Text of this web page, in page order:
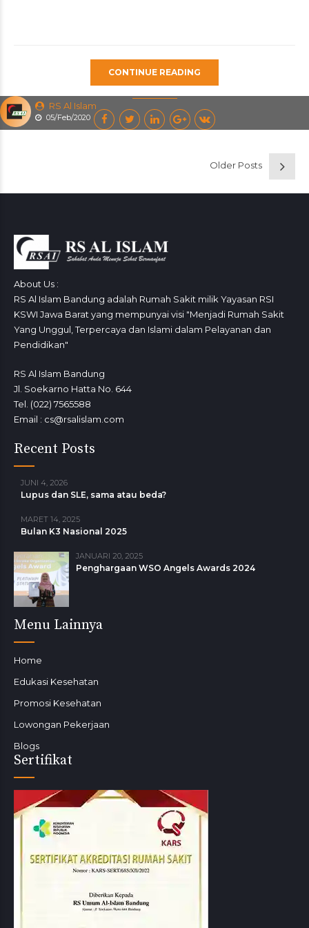
RS Al Islam
05/Feb/2020
CONTINUE READING
Older Posts
About Us :
RS Al Islam Bandung adalah Rumah Sakit milik Yayasan RSI
KSWI Jawa Barat yang mempunyai visi "Menjadi Rumah Sakit
Yang Unggul, Terpercaya dan Islami dalam Pelayanan dan
Pendidikan"
RS Al Islam Bandung
Jl. Soekarno Hatta No. 644
Tel. (022) 7565588
Email : cs@rsalislam.com
Recent Posts
JUNI 4, 2026
Lupus dan SLE, sama atau beda?
MARET 14, 2025
Bulan K3 Nasional 2025
JANUARI 20, 2025
Penghargaan WSO Angels Awards 2024
Menu Lainnya
Home
Edukasi Kesehatan
Promosi Kesehatan
Lowongan Pekerjaan
Blogs
Sertifikat